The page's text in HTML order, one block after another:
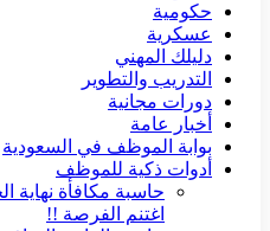
حكومية
عسكرية
دليلك المهني
التدريب والتطوير
دورات مجانية
أخبار عامة
بوابة الموظف في السعودية
أدوات ذكية للموظف
اغتنم الفرصة !!